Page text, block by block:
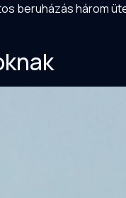
beruházás három